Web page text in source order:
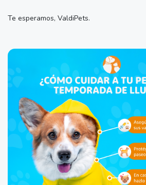
Te esperamos, ValdiPets.